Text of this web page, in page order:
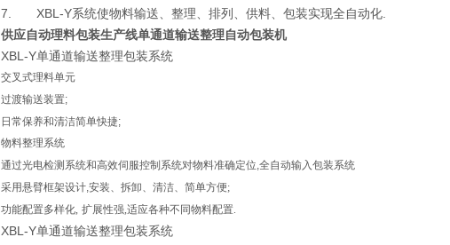
7. XBL-Y系统使物料输送、整理、排列、供料、包装实现全自动化.
供应自动理料包装生产线单通道输送整理自动包装机
XBL-Y单通道输送整理包装系统
交叉式理料单元
过渡输送装置;
日常保养和清洁简单快捷;
物料整理系统
通过光电检测系统和高效伺服控制系统对物料准确定位,全自动输入包装系统
采用悬臂框架设计,安装、拆卸、清洁、简单方便;
功能配置多样化, 扩展性强,适应各种不同物料配置.
XBL-Y单通道输送整理包装系统